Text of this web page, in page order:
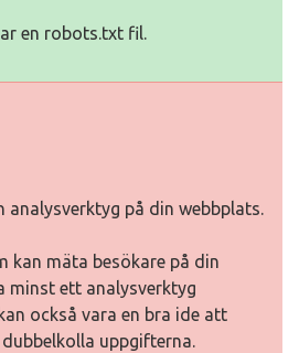
en robots.txt fil.
analysverktyg på din webbplats.
kan mäta besökare på din
minst ett analysverktyg
också vara en bra ide att
uppgifterna.